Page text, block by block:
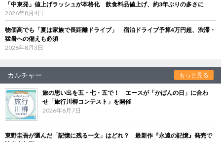
「中東発」値上げラッシュが本格化 飲食料品値上げ、約3年ぶりの多さに
2026年8月4日
物価高でも「夏は家族で長距離ドライブ」 宿泊ドライブ予算4万円超、渋滞・
猛暑への備えも必須
2026年8月3日
カルチャー もっと見る
旅の思い出を五・七・五で！ エースが「かばんの日」に合わ
せ「旅行川柳コンテスト」を開催
2026年8月7日
東野圭吾が選んだ「記憶に残る一文」はどれ？ 最新作『永遠の記憶』発売で